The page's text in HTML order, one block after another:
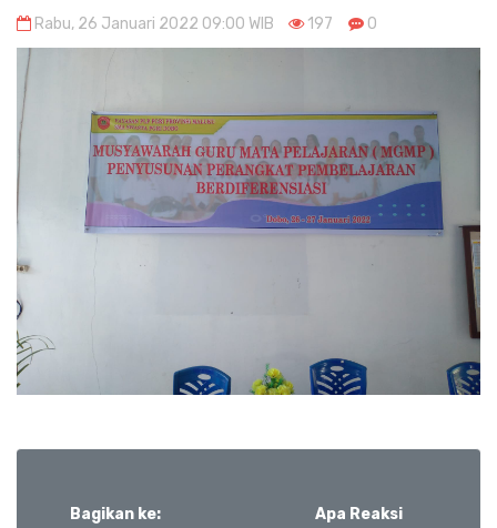
Rabu, 26 Januari 2022 09:00 WIB 197 0
Bagikan ke:
Apa Reaksi